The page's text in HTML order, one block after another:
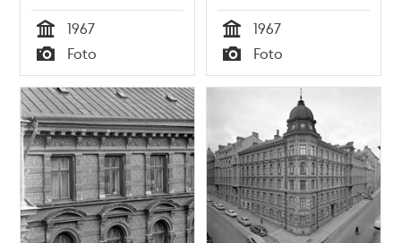
Tid
1967
Typ
Foto Tid
1967
Typ
Foto